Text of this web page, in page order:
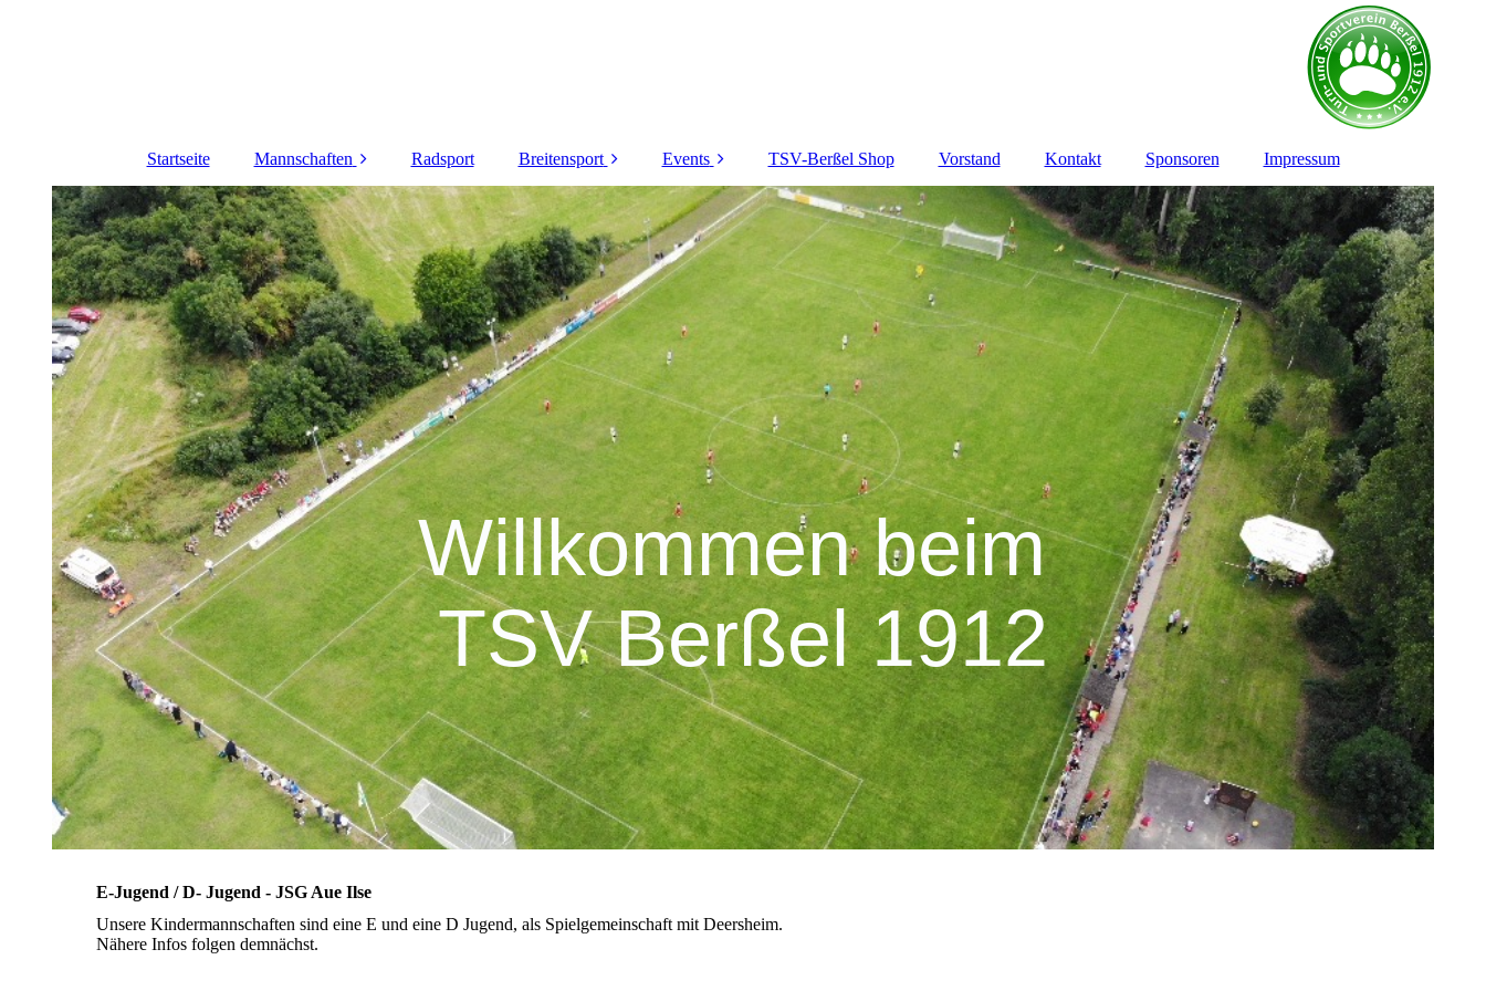
Startseite Mannschaften
1. Herren
Alte Herren
Frauen
JSG Aue Ilse - E und
D Jugend
Radsport Breitensport
Wandern
Events
Maiturnier 2024
111 Jahre TSV
Kinderfest 2023
Sportwoche 2022
TSV-Berßel Shop Vorstand Kontakt Sponsoren Impressum
Willkommen beim
TSV Berßel 1912
E-Jugend / D- Jugend - JSG Aue Ilse
Unsere Kindermannschaften sind eine E und eine D Jugend, als Spielgemeinschaft mit Deersheim.
Nähere Infos folgen demnächst.